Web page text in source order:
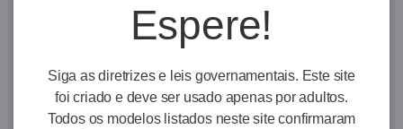
Espere!
Siga as diretrizes e leis governamentais. Este site
foi criado e deve ser usado apenas por adultos.
Todos os modelos listados neste site confirmaram